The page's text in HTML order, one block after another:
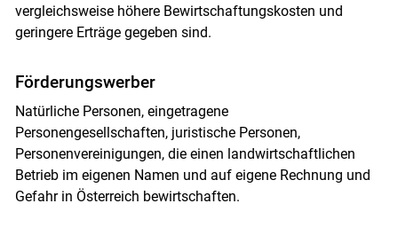
vergleichsweise höhere Bewirtschaftungskosten und
geringere Erträge gegeben sind.
Förderungswerber
Natürliche Personen, eingetragene
Personengesellschaften, juristische Personen,
Personenvereinigungen, die einen landwirtschaftlichen
Betrieb im eigenen Namen und auf eigene Rechnung und
Gefahr in Österreich bewirtschaften.